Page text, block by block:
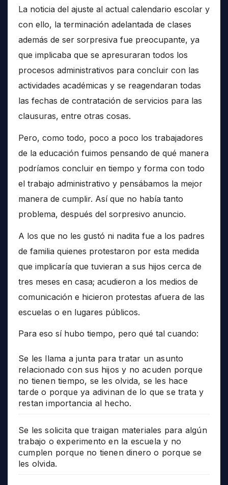
La noticia del ajuste al actual calendario escolar y
con ello, la terminación adelantada de clases
además de ser sorpresiva fue preocupante, ya
que implicaba que se apresuraran todos los
procesos administrativos para concluir con las
actividades académicas y se reagendaran todas
las fechas de contratación de servicios para las
clausuras, entre otras cosas.
Pero, como todo, poco a poco los trabajadores
de la educación fuimos pensando de qué manera
podríamos concluir en tiempo y forma con todo
el trabajo administrativo y pensábamos la mejor
manera de cumplir. Así que no había tanto
problema, después del sorpresivo anuncio.
A los que no les gustó ni nadita fue a los padres
de familia quienes protestaron por esta medida
que implicaría que tuvieran a sus hijos cerca de
tres meses en casa; acudieron a los medios de
comunicación e hicieron protestas afuera de las
escuelas o en lugares públicos.
Para eso sí hubo tiempo, pero qué tal cuando:
Se les llama a junta para tratar un asunto
relacionado con sus hijos y no acuden porque
no tienen tiempo, se les olvida, se les hace
tarde o porque ya adivinan de lo que se trata y
restan importancia al hecho.
Se les solicita que traigan materiales para algún
trabajo o experimento en la escuela y no
cumplen porque no tienen dinero o porque se
les olvida.